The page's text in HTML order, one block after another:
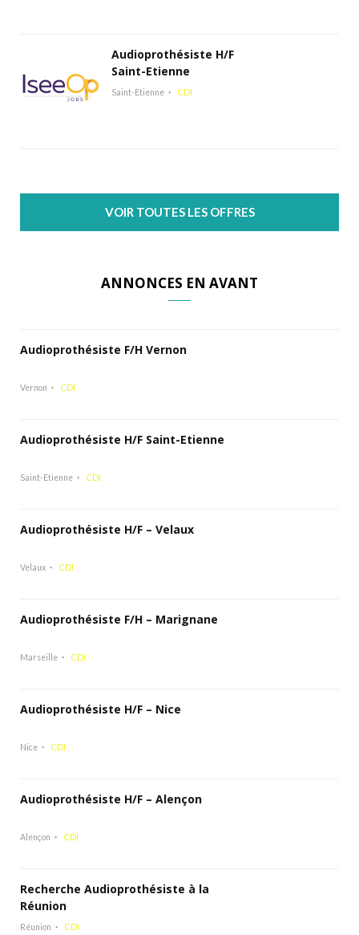
Audioprothésiste H/F
Saint-Etienne
Saint-Etienne CDI
VOIR TOUTES LES OFFRES
ANNONCES EN AVANT
Audioprothésiste F/H Vernon
Vernon CDI
Audioprothésiste H/F Saint-Etienne
Saint-Etienne CDI
Audioprothésiste H/F – Velaux
Velaux CDI
Audioprothésiste F/H – Marignane
Marseille CDI
Audioprothésiste H/F – Nice
Nice CDI
Audioprothésiste H/F – Alençon
Alençon CDI
Recherche Audioprothésiste à la
Réunion
Réunion CDI